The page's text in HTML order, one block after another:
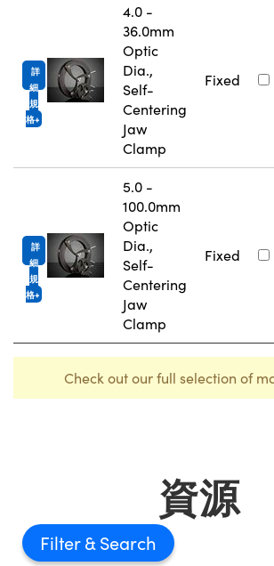
詳
細
規
格
4.0 -
36.0mm
Optic
Dia.,
Self-
Centering
Jaw
Clamp
Fixed
詳
細
規
格
5.0 -
100.0mm
Optic
Dia.,
Self-
Centering
Jaw
Clamp
Fixed
Check out our full selection of
資源
Filter